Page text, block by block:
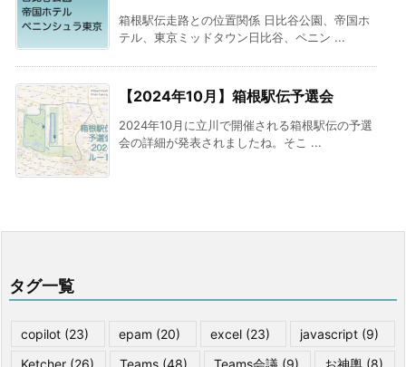
箱根駅伝走路との位置関係 日比谷公園、帝国ホ
テル、東京ミッドタウン日比谷、ペニン ...
【2024年10月】箱根駅伝予選会
2024年10月に立川で開催される箱根駅伝の予選
会の詳細が発表されましたね。そこ ...
タグ一覧
copilot (23) epam (20) excel (23) javascript (9)
Ketcher (26) Teams (48) Teams会議 (9) お神輿(8)